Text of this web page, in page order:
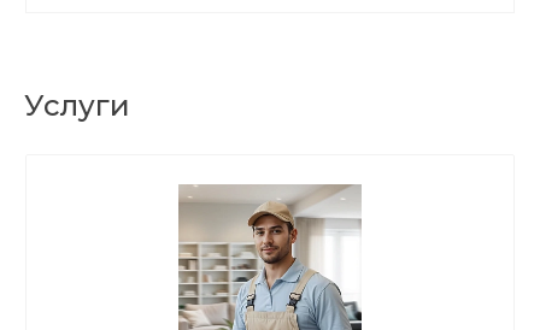
Услуги